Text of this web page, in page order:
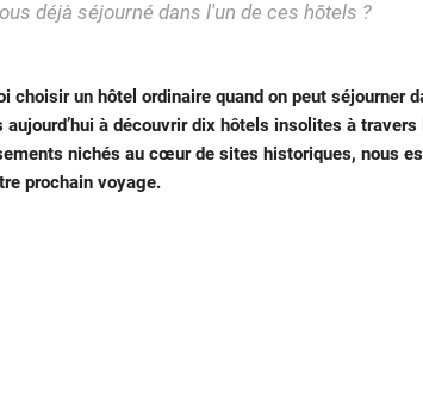
déjà séjourné dans l'un de ces hôtels ?
choisir un hôtel ordinaire quand on peut séjourner
aujourd’hui à découvrir dix hôtels insolites à
nichés au cœur de sites historiques, nous
prochain voyage.